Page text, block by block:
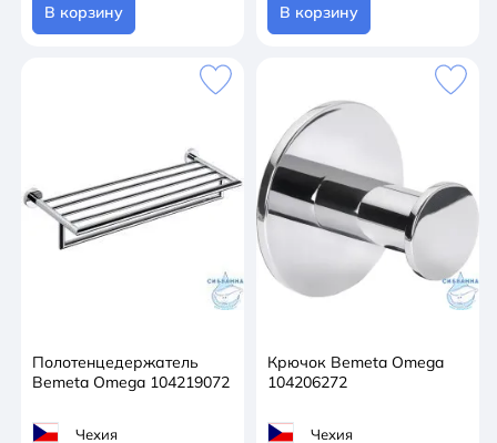
В корзину В корзину
Полотенцедержатель
Bemeta Omega 104219072
Чехия
Крючок Bemeta Omega
104206272
Чехия